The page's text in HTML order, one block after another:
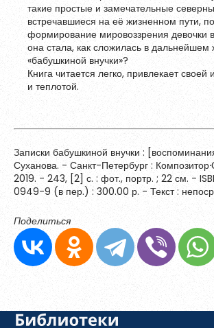
такие простые и замечательные
встречавшиеся на её жизненном пути,
формирование мировоззрения девочки
она стала, как сложилась в дальнейшем
«бабушкиной внучки»?
Книга читается легко, привлекает своей
и теплотой.
Записки бабушкиной внучки :
Суханова. - Санкт-Петербург :
2019. - 243, [2] с. : фот., портр. ; 22 см. -
0949-9 (в пер.) : 300.00 р. - Текст :
Поделиться
Зарегистрироваться
Пароль должен быть минимум 6 символов и
бы одну строчную букву, одну прописную
и один специальный символ.
Обновить